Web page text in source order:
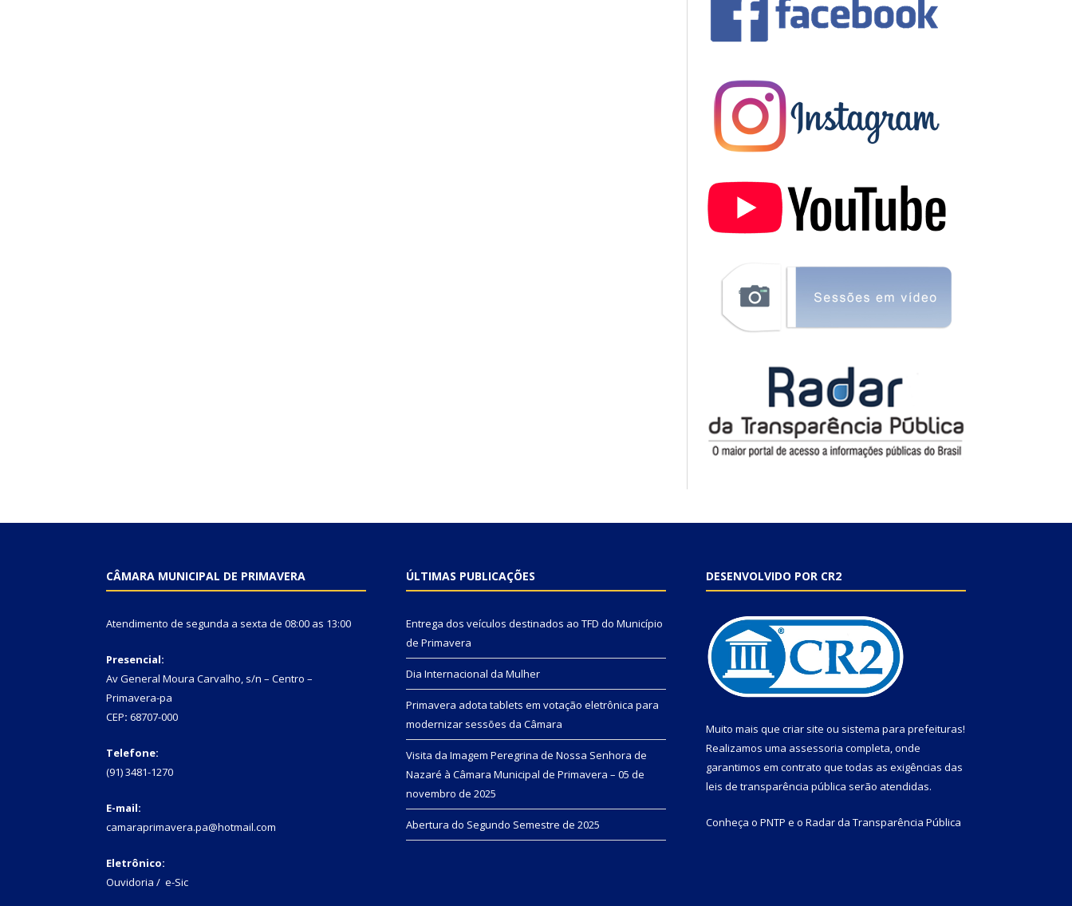
CÂMARA MUNICIPAL DE PRIMAVERA
Atendimento de segunda a sexta de 08:00 as 13:00
Presencial:
Av General Moura Carvalho, s/n – Centro –
Primavera-pa
CEP: 68707-000
Telefone:
(91) 3481-1270
E-mail:
camaraprimavera.pa@hotmail.com
Eletrônico:
Ouvidoria / e-Sic
ÚLTIMAS PUBLICAÇÕES
Entrega dos veículos destinados ao TFD do Município
de Primavera
Dia Internacional da Mulher
Primavera adota tablets em votação eletrônica para
modernizar sessões da Câmara
Visita da Imagem Peregrina de Nossa Senhora de
Nazaré à Câmara Municipal de Primavera – 05 de
novembro de 2025
Abertura do Segundo Semestre de 2025
DESENVOLVIDO POR CR2
Muito mais que criar site ou sistema para prefeituras!
Realizamos uma assessoria completa, onde
garantimos em contrato que todas as exigências das
leis de transparência pública serão atendidas.
Conheça o PNTP e o Radar da Transparência Pública